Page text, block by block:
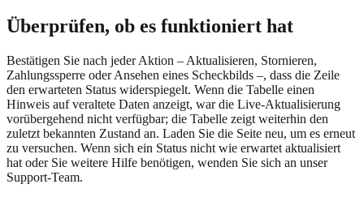
Überprüfen, ob es funktioniert hat
Bestätigen Sie nach jeder Aktion – Aktualisieren, Stornieren,
Zahlungssperre oder Ansehen eines Scheckbilds –, dass die Zeile
den erwarteten Status widerspiegelt. Wenn die Tabelle einen
Hinweis auf veraltete Daten anzeigt, war die Live-Aktualisierung
vorübergehend nicht verfügbar; die Tabelle zeigt weiterhin den
zuletzt bekannten Zustand an. Laden Sie die Seite neu, um es erneut
zu versuchen. Wenn sich ein Status nicht wie erwartet aktualisiert
hat oder Sie weitere Hilfe benötigen, wenden Sie sich an unser
Support-Team.